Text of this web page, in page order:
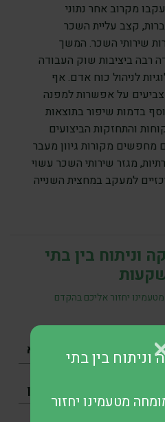
מקרוב אחר נתוני
קצב עליית השכר
שירותי השכר. המשך
רבה ביציבות שוק העבודה
לניהול כוח אדם. אף
על אפשרות למפנה
בדמות שיפור בתוצאות
והתחזקות הביצועים
מקורות גיוון מעבר
מגזר שירותי השכר עשוי
למעקב במחצית השנייה
וניתוח בין בתי
יחזור אליכם בהקדם
בין בתי
מטעמינו יחזור